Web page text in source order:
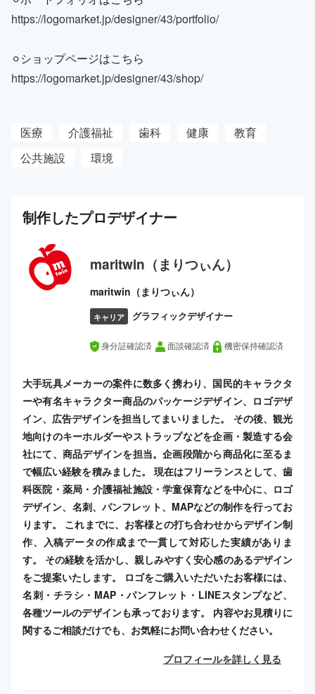
https://logomarket.jp/designer/43/portfolio/
⚪︎ショップページはこちら
https://logomarket.jp/designer/43/shop/
医療 介護福祉 歯科 健康
教育
公共施設
環境
制作したプロデザイナー
maritwin（まりつぃん）
maritwin（まりつぃん）
キャリア グラフィックデザイナー
身分証確認済 面談確認済 機密保持確認済
大手玩具メーカーの案件に数多く携わり、国民的キャラクタ
ーや有名キャラクター商品のパッケージデザイン、ロゴデザ
イン、広告デザインを担当してまいりました。 その後、観光
地向けのキーホルダーやストラップなどを企画・製造する会
社にて、商品デザインを担当。企画段階から商品化に至るま
で幅広い経験を積みました。 現在はフリーランスとして、歯
科医院・薬局・介護福祉施設・学童保育などを中心に、ロゴ
デザイン、名刺、パンフレット、MAPなどの制作を行ってお
ります。 これまでに、お客様との打ち合わせからデザイン制
作、入稿データの作成まで一貫して対応した実績がありま
す。 その経験を活かし、親しみやすく安心感のあるデザイン
をご提案いたします。 ロゴをご購入いただいたお客様には、
名刺・チラシ・MAP・パンフレット・LINEスタンプなど、
各種ツールのデザインも承っております。 内容やお見積りに
関するご相談だけでも、お気軽にお問い合わせください。
プロフィールを詳しく見る